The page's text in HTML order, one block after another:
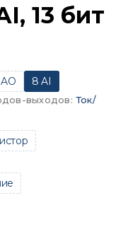
13 бит
8 AI
выходов: Ток/